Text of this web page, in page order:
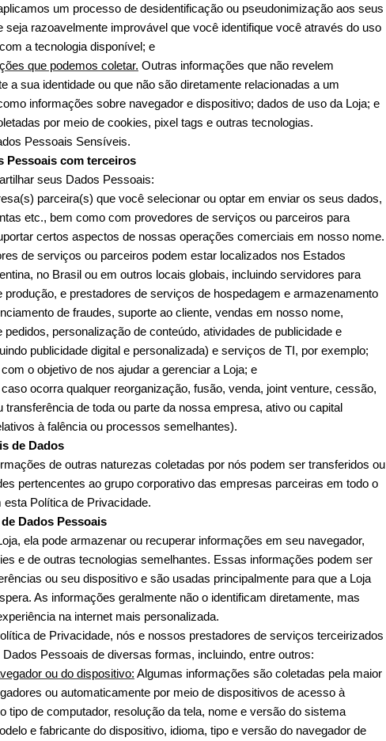
um processo de desidentificação ou pseudonimização aos seus
seja razoavelmente improvável que você identifique você através do uso
a tecnologia disponível; e
que podemos coletar. Outras informações que não revelem
a sua identidade ou que não são diretamente relacionadas a um
informações sobre navegador e dispositivo; dados de uso da Loja; e
por meio de cookies, pixel tags e outras tecnologias.
Pessoais Sensíveis.
Pessoais com terceiros
seus Dados Pessoais:
parceira(s) que você selecionar ou optar em enviar os seus dados,
etc., bem como com provedores de serviços ou parceiros para
certos aspectos de nossas operações comerciais em nosso nome.
de serviços ou parceiros podem estar localizados nos Estados
no Brasil ou em outros locais globais, incluindo servidores para
produção, e prestadores de serviços de hospedagem e armazenamento
de fraudes, suporte ao cliente, vendas em nosso nome,
pedidos, personalização de conteúdo, atividades de publicidade e
publicidade digital e personalizada) e serviços de TI, por exemplo;
o objetivo de nos ajudar a gerenciar a Loja; e
ocorra qualquer reorganização, fusão, venda, joint venture, cessão,
transferência de toda ou parte da nossa empresa, ativo ou capital
à falência ou processos semelhantes).
de Dados
de outras naturezas coletadas por nós podem ser transferidos ou
pertencentes ao grupo corporativo das empresas parceiras em todo o
Política de Privacidade.
Dados Pessoais
ela pode armazenar ou recuperar informações em seu navegador,
e de outras tecnologias semelhantes. Essas informações podem ser
ou seu dispositivo e são usadas principalmente para que a Loja
As informações geralmente não o identificam diretamente, mas
na internet mais personalizada.
de Privacidade, nós e nossos prestadores de serviços terceirizados
Pessoais de diversas formas, incluindo, entre outros:
ou do dispositivo: Algumas informações são coletadas pela maior
ou automaticamente por meio de dispositivos de acesso à
tipo de computador, resolução da tela, nome e versão do sistema
e fabricante do dispositivo, idioma, tipo e versão do navegador de